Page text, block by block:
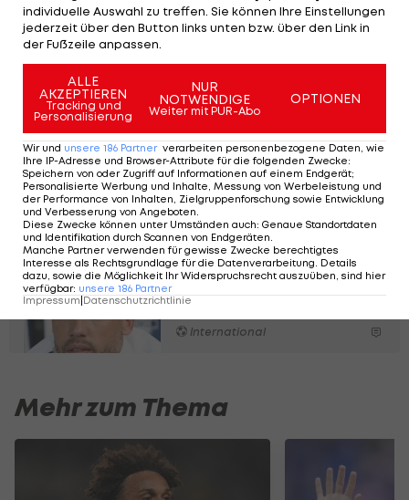
Tabelle liegen die "Wölfe" nur auf Rang 14, der
Punkteschnitt unter dem Niederländer betrug
0,92.
In der Vorsaison sorgte der 40-Jährige mit dem
niederländischen Erstligisten Go Ahead Eagles für
Furore und gewann sensationell den Pokal.
Anschließend erfolgte der Wechsel nach
Niedersachsen.
Fix! Ajax trennt sich
von Cheftrainer
International
Mehr zum Thema
individuelle Auswahl zu treffen. Sie können Ihre Einstellungen
jederzeit über den Button links unten bzw. über den Link in
der Fußzeile anpassen.
ALLE
AKZEPTIEREN
Tracking und
Personalisierung
NUR
NOTWENDIGE
Weiter mit PUR-Abo
OPTIONEN
Wir und unsere 186 Partner verarbeiten personenbezogene Daten, wie
Ihre IP-Adresse und Browser-Attribute für die folgenden Zwecke:
Speichern von oder Zugriff auf Informationen auf einem Endgerät;
Personalisierte Werbung und Inhalte, Messung von Werbeleistung und
der Performance von Inhalten, Zielgruppenforschung sowie Entwicklung
und Verbesserung von Angeboten
Diese Zwecke können unter Umständen auch: Genaue Standortdaten
und Identifikation durch Scannen von Endgeräten
Manche Partner verwenden für gewisse Zwecke berechtigtes
Interesse als Rechtsgrundlage für die Datenverarbeitung. Details
dazu, sowie die Möglichkeit Ihr Widerspruchsrecht auszuüben, sind hier
verfügbar: unsere 186 Partner
Impressum|Datenschutzrichtlinie